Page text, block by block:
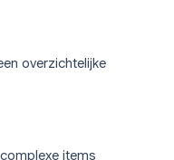
overzichtelijke
items